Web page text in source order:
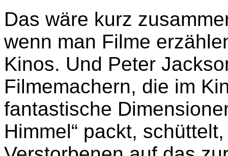
Das wäre kurz
wenn man Filme
Kinos. Und Peter
Filmemachern, die im
fantastische
Himmel“ packt,